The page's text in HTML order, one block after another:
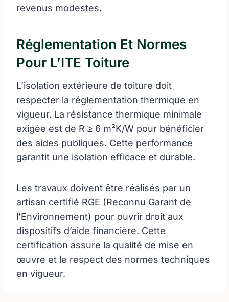
revenus modestes.
Réglementation Et Normes
Pour L’ITE Toiture
L’isolation extérieure de toiture doit
respecter la réglementation thermique en
vigueur. La résistance thermique minimale
exigée est de R ≥ 6 m²K/W pour bénéficier
des aides publiques. Cette performance
garantit une isolation efficace et durable.
Les travaux doivent être réalisés par un
artisan certifié RGE (Reconnu Garant de
l’Environnement) pour ouvrir droit aux
dispositifs d’aide financière. Cette
certification assure la qualité de mise en
œuvre et le respect des normes techniques
en vigueur.